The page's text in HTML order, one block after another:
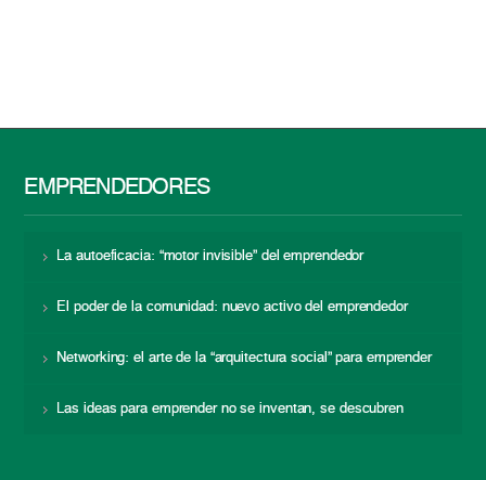
EMPRENDEDORES
La autoeficacia: “motor invisible” del emprendedor
El poder de la comunidad: nuevo activo del emprendedor
Networking: el arte de la “arquitectura social” para emprender
Las ideas para emprender no se inventan, se descubren